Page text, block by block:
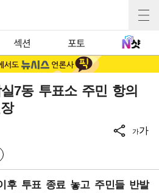
섹션 포토
7동 투표소 주민 항의
가가
후 투표 종료 놓고 주민들 반발